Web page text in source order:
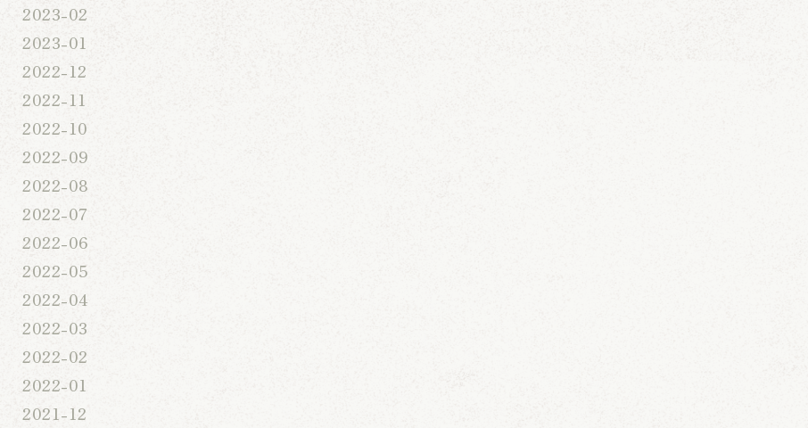
2023-02
2023-01
2022-12
2022-11
2022-10
2022-09
2022-08
2022-07
2022-06
2022-05
2022-04
2022-03
2022-02
2022-01
2021-12